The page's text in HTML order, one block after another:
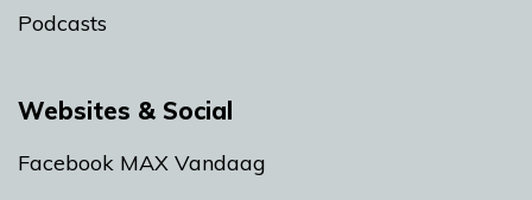
Podcasts
Websites & Social
Facebook MAX Vandaag